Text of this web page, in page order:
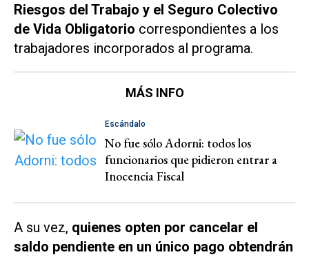
Riesgos del Trabajo y el Seguro Colectivo
de Vida Obligatorio correspondientes a los
trabajadores incorporados al programa.
MÁS INFO
Escándalo
No fue sólo Adorni: todos los
funcionarios que pidieron entrar a
Inocencia Fiscal
A su vez, quienes opten por cancelar el
saldo pendiente en un único pago obtendrán